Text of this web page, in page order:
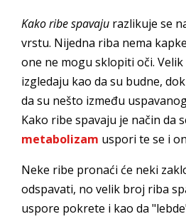
Kako ribe spavaju razlikuje se
vrstu. Nijedna riba nema
one ne mogu sklopiti oči.
izgledaju kao da su budne,
da su nešto između
Kako ribe spavaju je način da
metabolizam uspori te se i
Neke ribe pronaći će neki
odspavati, no velik broj riba
uspore pokrete i kao da